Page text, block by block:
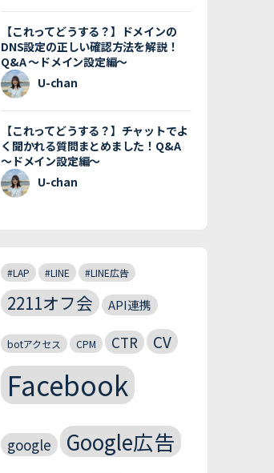
【これってどうする？】ドメインの
DNS設定の正しい確認方法を解説！
Q&A 〜ドメイン設定編〜
U-chan
【これってどうする？】チャットでよ
く聞かれる質問まとめました！Q&A
〜ドメイン設定編〜
U-chan
#LAP #LINE #LINE広告
2211オフ会 API連携
botアクセス CPM CTR CV
Facebook
google Google広告